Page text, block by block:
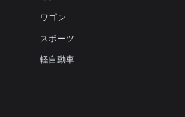
ワゴン
スポーツ
軽自動車